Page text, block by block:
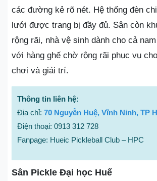
các đường kẻ rõ nét. Hệ thống đèn
lưới được trang bị đầy đủ. Sân còn
rộng rãi, nhà vệ sinh dành cho cả
với hàng ghế chờ rộng rãi phục vụ
chơi và giải trí.
Thông tin liên hệ:
Địa chỉ: 70 Nguyễn Huệ, Vĩnh Ninh, TP
Điện thoại: 0913 312 728
Fanpage: Hueic Pickleball Club – HPC
Sân Pickle Đại học Huế